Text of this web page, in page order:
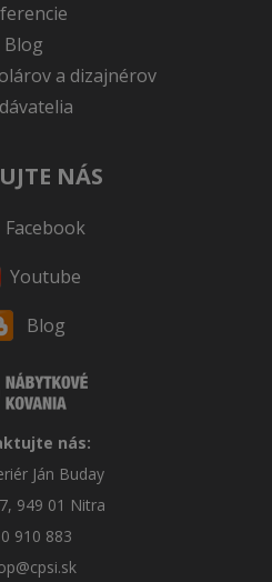
Blog
a dizajnérov
NÁS
Facebook
Youtube
Blog
nás:
Ján Buday
949 01 Nitra
910 883